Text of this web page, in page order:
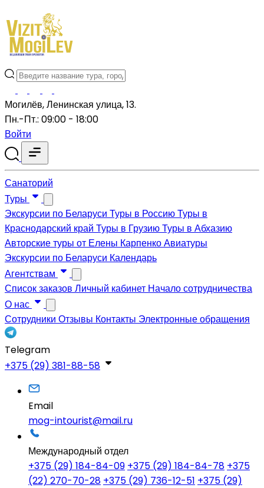
Могилёв, Ленинская улица, 13.
Пн.-Пт.: 09:00 - 18:00
Войти
Санаторий
Туры
Экскурсии по Беларуси Туры в РоссиюТуры в
Краснодарский край Туры в ГрузиюТуры в Абхазию
Авторские туры от Елены КарпенкоАвиатуры
Экскурсии по Беларуси Календарь
Агентствам
Список заказов Личный кабинет Начало сотрудничества
О нас
Сотрудники Отзывы Контакты Электронные обращения
Telegram
+375 (29) 381-88-58
Email
mog-intourist@mail.ru
Международный отдел
+375 (29) 184-84-09 +375 (29) 184-84-78 +375
(22) 270-70-28 +375 (29) 736-12-51 +375 (29)